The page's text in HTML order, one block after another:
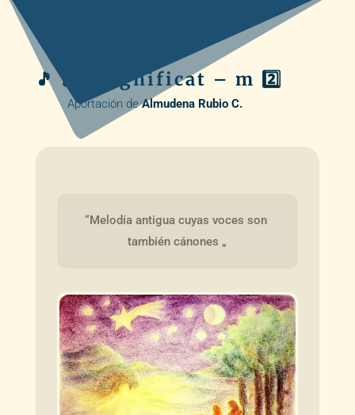
🎵 🪈 Magnificat – m 2️⃣
Aportación deAlmudena Rubio C.
“Melodía antigua cuyas voces son
también cánones „